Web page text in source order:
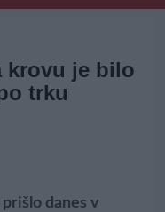
krovu je bilo
trku
danes v